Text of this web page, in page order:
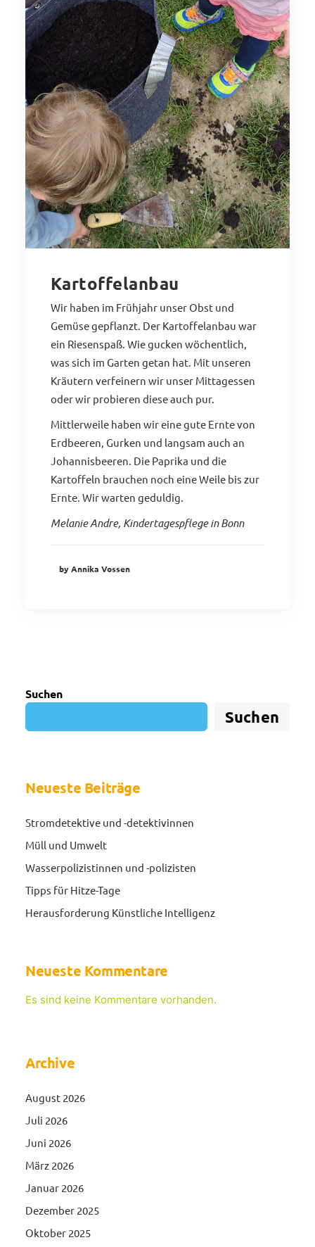
Kartoffelanbau
Wir haben im Frühjahr unser Obst und
Gemüse gepflanzt. Der Kartoffelanbau war
ein Riesenspaß. Wie gucken wöchentlich,
was sich im Garten getan hat. Mit unseren
Kräutern verfeinern wir unser Mittagessen
oder wir probieren diese auch pur.
Mittlerweile haben wir eine gute Ernte von
Erdbeeren, Gurken und langsam auch an
Johannisbeeren. Die Paprika und die
Kartoffeln brauchen noch eine Weile bis zur
Ernte. Wir warten geduldig.
Melanie Andre, Kindertagespflege in Bonn
by Annika Vossen
Suchen
Suchen
Neueste Beiträge
Stromdetektive und -detektivinnen
Müll und Umwelt
Wasserpolizistinnen und -polizisten
Tipps für Hitze-Tage
Herausforderung Künstliche Intelligenz
Neueste Kommentare
Es sind keine Kommentare vorhanden.
Archive
August 2026
Juli 2026
Juni 2026
März 2026
Januar 2026
Dezember 2025
Oktober 2025